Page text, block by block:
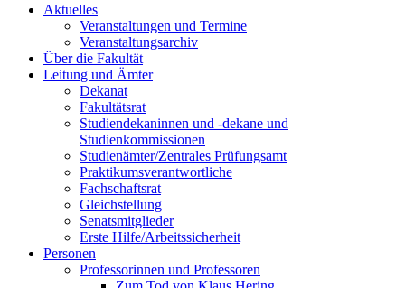
Aktuelles
Veranstaltungen und Termine
Veranstaltungsarchiv
Über die Fakultät
Leitung und Ämter
Dekanat
Fakultätsrat
Studiendekaninnen und -dekane und
Studienkommissionen
Studienämter/Zentrales Prüfungsamt
Praktikumsverantwortliche
Fachschaftsrat
Gleichstellung
Senatsmitglieder
Erste Hilfe/Arbeitssicherheit
Personen
Professorinnen und Professoren